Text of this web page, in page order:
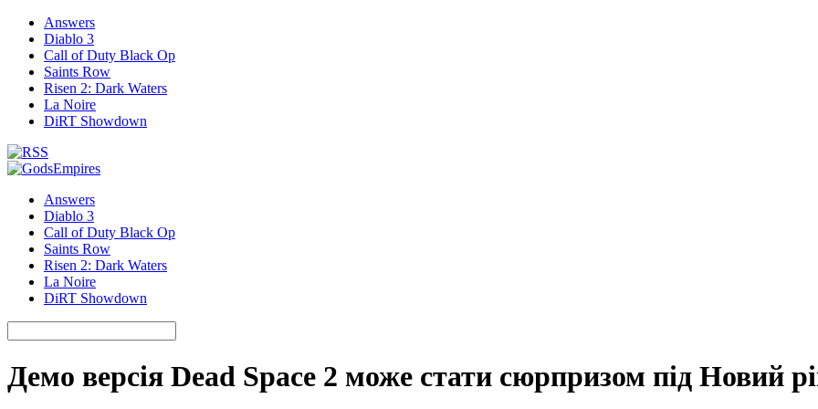
Answers
Diablo 3
Call of Duty Black Op
Saints Row
Risen 2: Dark Waters
La Noire
DiRT Showdown
Answers
Diablo 3
Call of Duty Black Op
Saints Row
Risen 2: Dark Waters
La Noire
DiRT Showdown
Демо версія Dead Space 2 може стати сюрпризом під Новий